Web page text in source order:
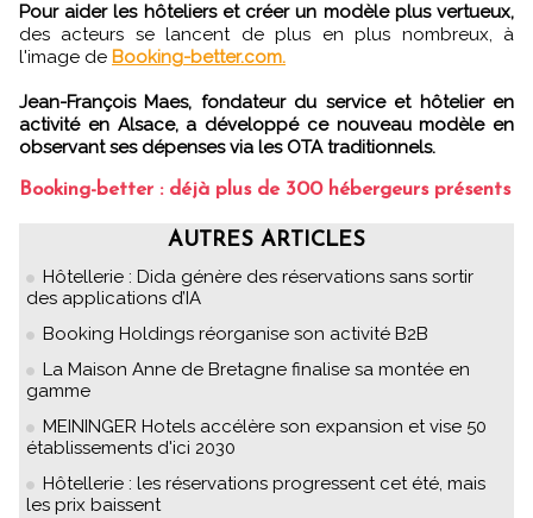
Pour aider les hôteliers et créer un modèle plus vertueux,
des acteurs se lancent de plus en plus nombreux, à
l'image de Booking-better.com.
Jean-François Maes, fondateur du service et hôtelier en
activité en Alsace, a développé ce nouveau modèle en
observant ses dépenses via les OTA traditionnels.
Booking-better : déjà plus de 300 hébergeurs présents
AUTRES ARTICLES
Hôtellerie : Dida génère des réservations sans sortir
des applications d’IA
Booking Holdings réorganise son activité B2B
La Maison Anne de Bretagne finalise sa montée en
gamme
MEININGER Hotels accélère son expansion et vise 50
établissements d'ici 2030
Hôtellerie : les réservations progressent cet été, mais
les prix baissent